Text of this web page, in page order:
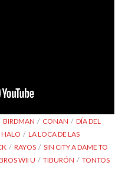
BIRDMAN CONAN
DÍA DEL
HALO
LA LOCA DE LAS
RAYOS
SIN CITY A DAME TO
WII U TIBURÓN
TONTOS